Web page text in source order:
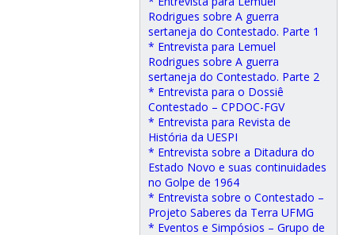
Rodrigues sobre A guerra
sertaneja do Contestado. Parte 1
* Entrevista para Lemuel
Rodrigues sobre A guerra
sertaneja do Contestado. Parte 2
* Entrevista para o Dossiê
Contestado – CPDOC-FGV
* Entrevista para Revista de
História da UESPI
* Entrevista sobre a Ditadura do
Estado Novo e suas continuidades
no Golpe de 1964
* Entrevista sobre o Contestado –
Projeto Saberes da Terra UFMG
* Eventos e Simpósios – Grupo de